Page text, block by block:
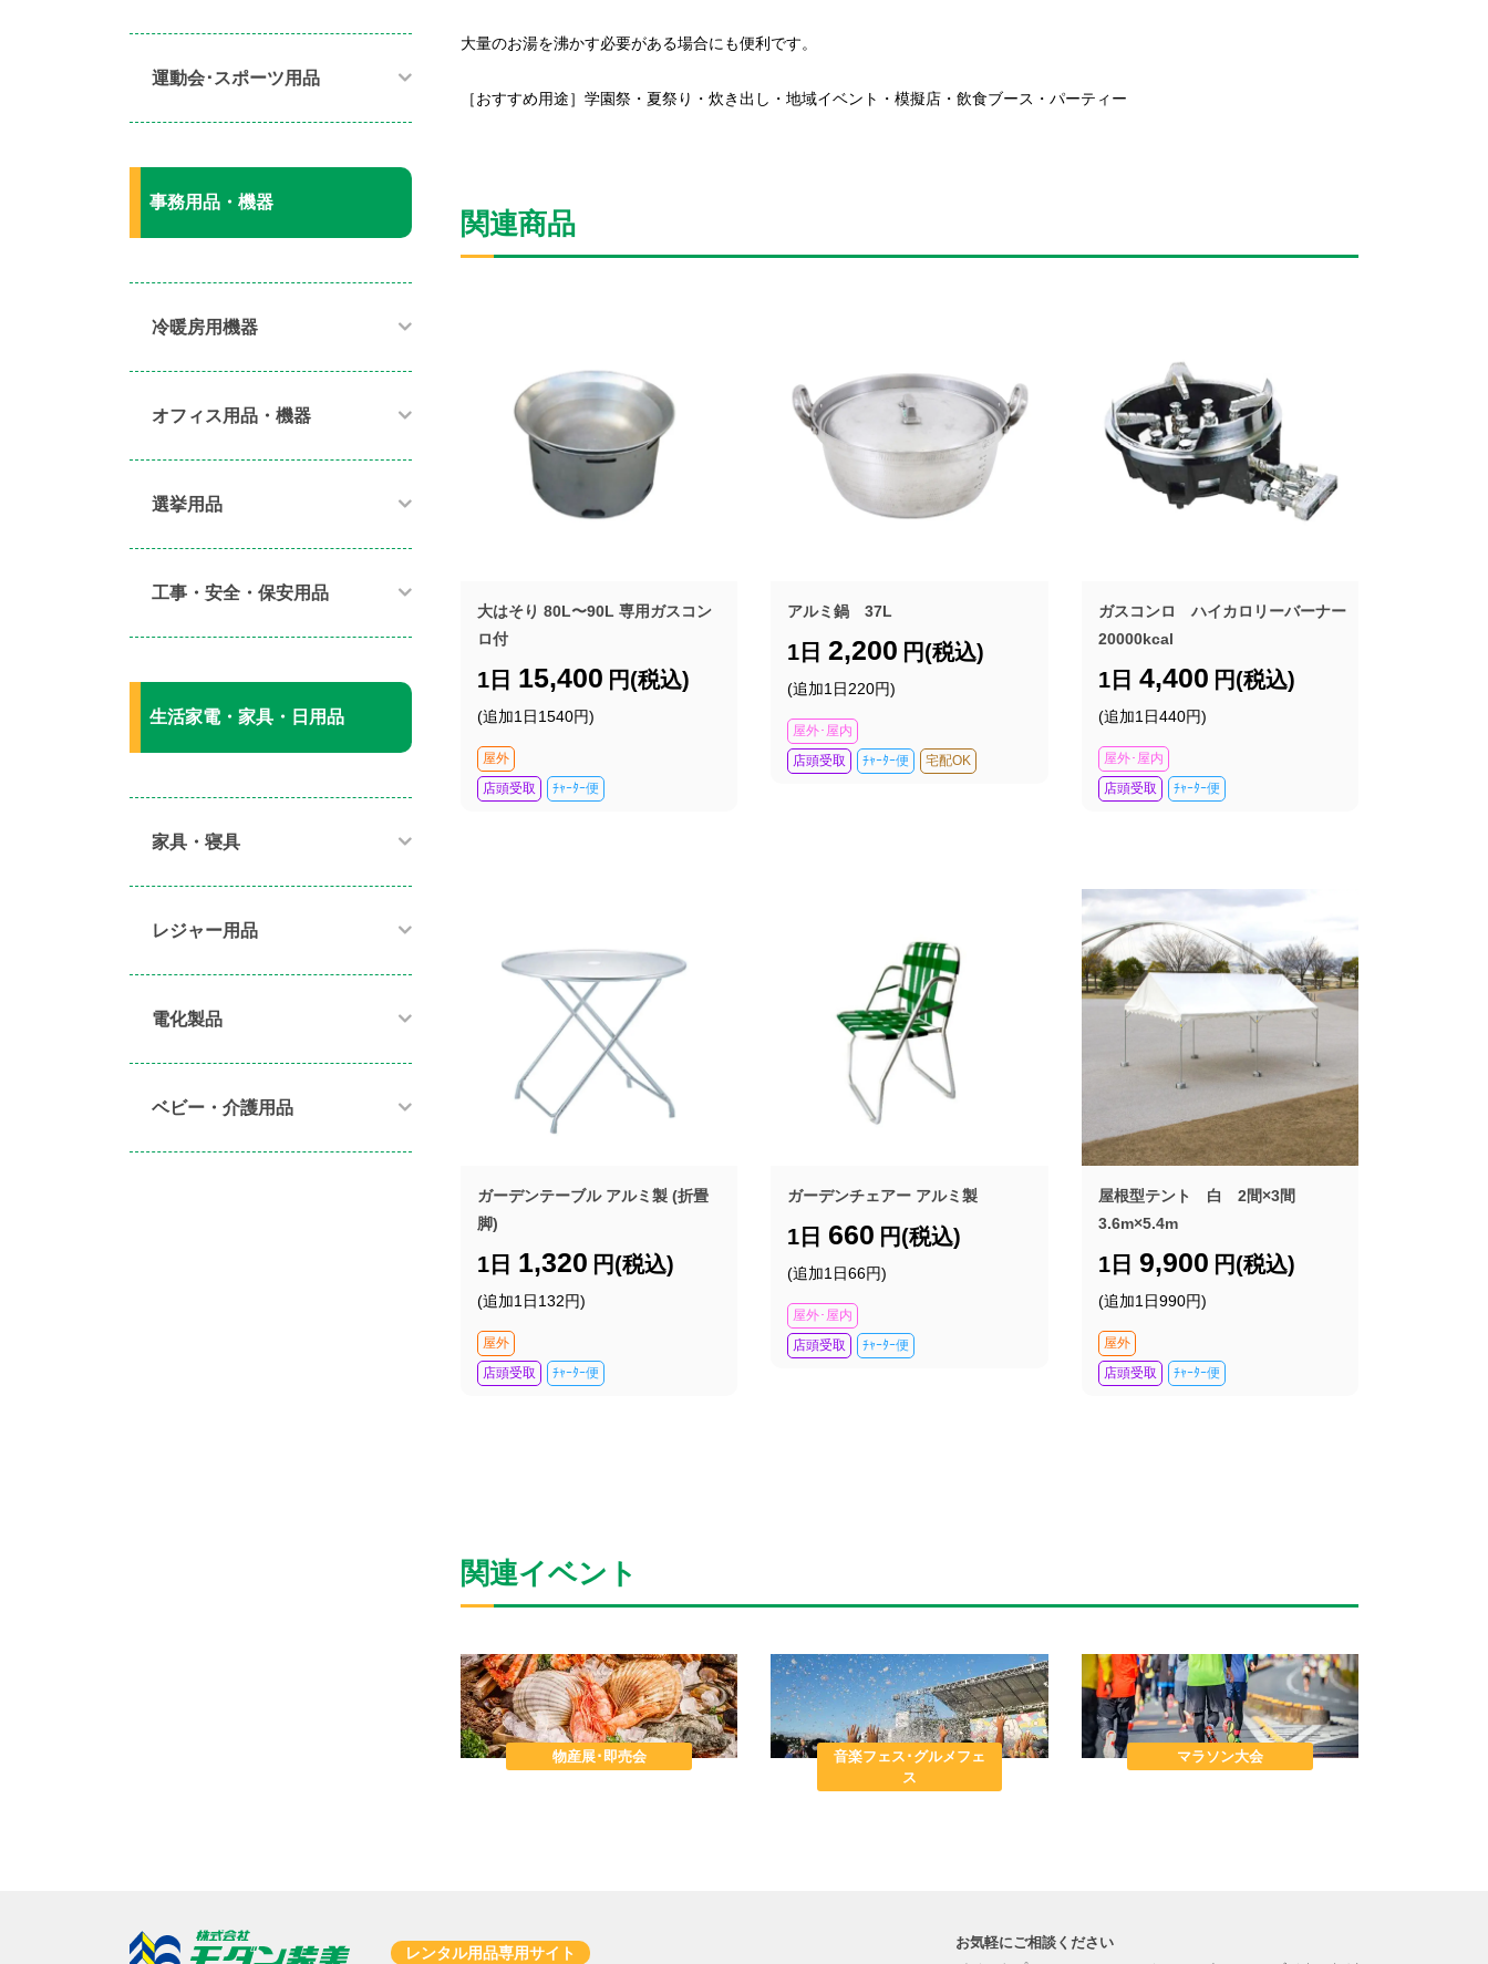
運動会･スポーツ用品​
事務用品・機器
冷暖房用機器​
オフィス用品・機器​
選挙用品
工事・安全・保安用品
生活家電・家具・日用品
家具・寝具​
レジャー用品
電化製品​
ベビー・介護用品​
大量のお湯を沸かす必要がある場合にも便利です。
［おすすめ用途］学園祭・夏祭り・炊き出し・地域イベント・模擬店・飲食ブース・パーティー
関連商品
大はそり 80L〜90L 専用ガスコン
ロ付
1日 15,400 円(税込)
(追加1日1540円)
屋外
店頭受取
ﾁｬｰﾀｰ便
アルミ鍋 37L
1日2,200 円(税込)
(追加1日220円)
屋外･屋内
店頭受取
ﾁｬｰﾀｰ便 宅配OK
ガスコンロ ハイカロリーバーナー
20000kcal
1日 4,400 円(税込)
(追加1日440円)
屋外･屋内
店頭受取
ﾁｬｰﾀｰ便
ガーデンテーブル アルミ製 (折畳
脚)
1日 1,320 円(税込)
(追加1日132円)
屋外
店頭受取
ﾁｬｰﾀｰ便
ガーデンチェアー アルミ製
1日 660 円(税込)
(追加1日66円)
屋外･屋内
店頭受取
ﾁｬｰﾀｰ便
屋根型テント 白 2間×3間
3.6m×5.4m
1日 9,900 円(税込)
(追加1日990円)
屋外
店頭受取
ﾁｬｰﾀｰ便
関連イベント
物産展･即売会
音楽フェス･グルメフェ
ス
マラソン大会
レンタル用品専用サイト
お気軽にご相談ください